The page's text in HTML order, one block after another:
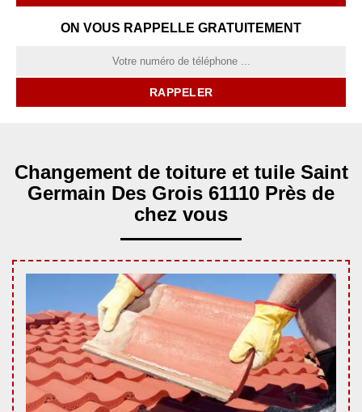
ON VOUS RAPPELLE GRATUITEMENT
Changement de toiture et tuile Saint
Germain Des Grois 61110 Près de
chez vous